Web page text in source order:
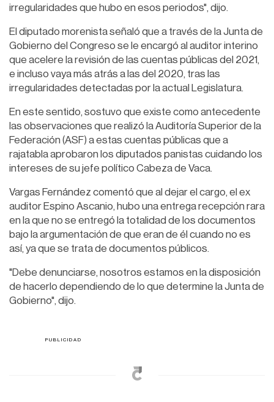
irregularidades que hubo en esos periodos", dijo.
El diputado morenista señaló que a través de la Junta de
Gobierno del Congreso se le encargó al auditor interino
que acelere la revisión de las cuentas públicas del 2021,
e incluso vaya más atrás a las del 2020, tras las
irregularidades detectadas por la actual Legislatura.
En este sentido, sostuvo que existe como antecedente
las observaciones que realizó la Auditoría Superior de la
Federación (ASF) a estas cuentas públicas que a
rajatabla aprobaron los diputados panistas cuidando los
intereses de su jefe político Cabeza de Vaca.
Vargas Fernández comentó que al dejar el cargo, el ex
auditor Espino Ascanio, hubo una entrega recepción rara
en la que no se entregó la totalidad de los documentos
bajo la argumentación de que eran de él cuando no es
así, ya que se trata de documentos públicos.
"Debe denunciarse, nosotros estamos en la disposición
de hacerlo dependiendo de lo que determine la Junta de
Gobierno", dijo.